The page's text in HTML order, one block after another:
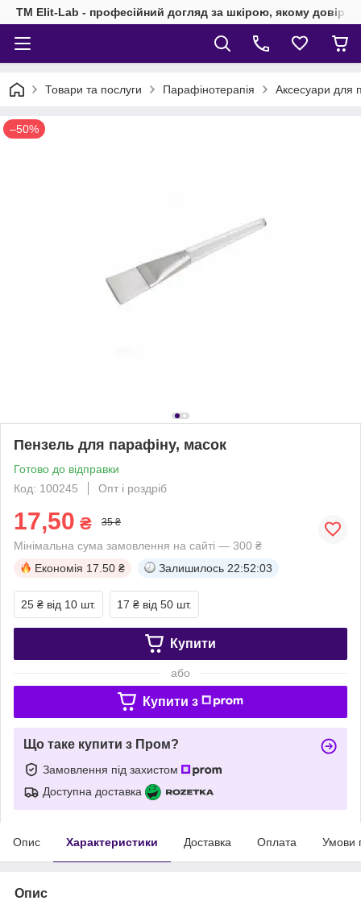
TM Elit-Lab - професійний догляд за шкірою, якому
Товари та послуги Парафінотерапія Аксесуари для
–50%
Пензель для парафіну, масок
Готово до відправки
Код: 100245
Опт і роздріб
17,50 ₴ 35 ₴
Мінімальна сума замовлення на сайті — 300 ₴
Економія 17.50 ₴ Залишилось 22:52:03
25 ₴ від 10 шт. 17 ₴ від 50 шт.
Купити
або
Купити з
Що таке купити з Пром?
Замовлення під захистом
Доступна доставка
Опис Характеристики Доставка Оплата Умови
Опис